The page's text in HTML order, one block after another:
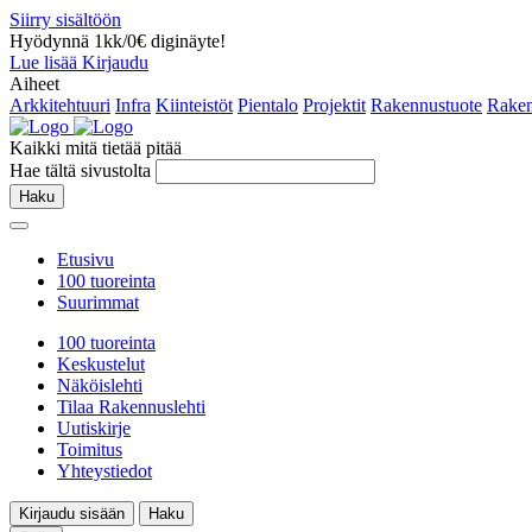
Siirry sisältöön
Hyödynnä 1kk/0€ diginäyte!
Lue lisää Kirjaudu
Aiheet
Arkkitehtuuri Infra Kiinteistöt Pientalo Projektit Rakennustuote
Kaikki mitä tietää pitää
Hae tältä sivustolta
Haku
Etusivu
100 tuoreinta
Suurimmat
100 tuoreinta
Keskustelut
Näköislehti
Tilaa Rakennuslehti
Uutiskirje
Toimitus
Yhteystiedot
Kirjaudu sisään
Haku